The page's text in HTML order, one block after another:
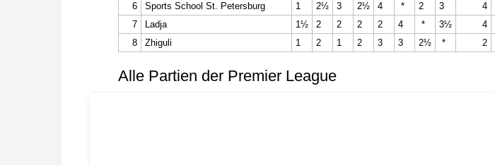
6
Sports School St. Petersburg 1 2½ 3 2½ 4 * 2 3 4
7
Ladja 1½ 2 2 2 2 4 * 3½ 4
8
Zhiguli 1 2 1 2 3 3 2½ * 2
Alle Partien der Premier League